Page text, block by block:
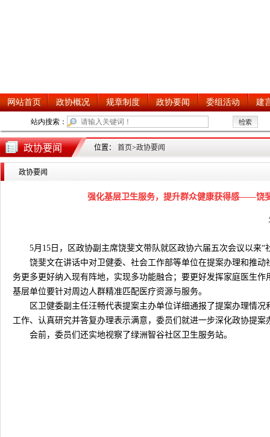
政协要闻 位置： 首页>政协要闻
政协要闻
强化基层卫生服务，提升群众健康获得感——饶
5月15日，区政协副主席饶斐文带队就区政协六届五次会议以来
饶斐文在讲话中对卫健委、社会工作部等单位在提案办理和推
务更多更好纳入现有阵地，实现多功能融合；要更好发挥家庭医生
基层单位要针对周边人群精准匹配医疗资源与服务。
区卫健委副主任汪畅代表提案主办单位详细通报了提案办理情
工作、认真研究并答复办理表示满意，委员们就进一步深化政协提
会前，委员们还实地视察了绿洲智谷社区卫生服务站。